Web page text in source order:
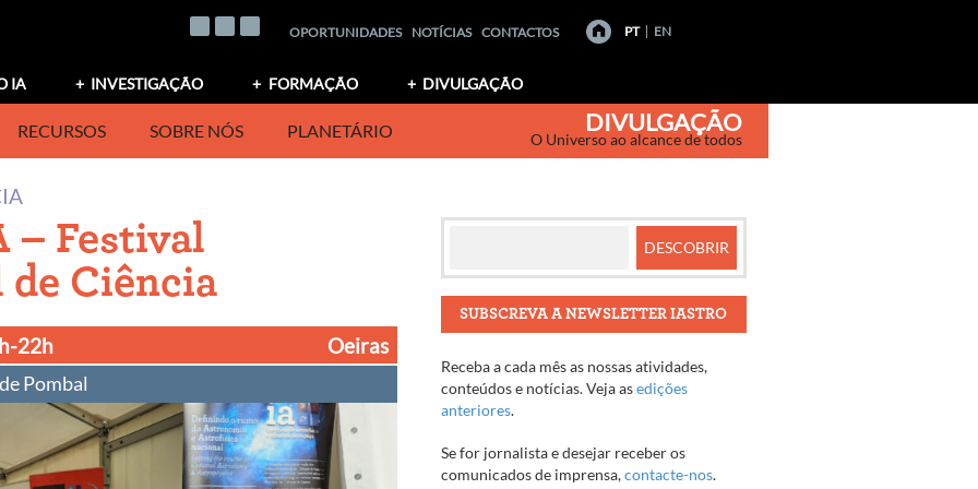
OPORTUNIDADES NOTÍCIAS CONTACTOS PT EN
IA INVESTIGAÇÃO FORMAÇÃO DIVULGAÇÃO
RECURSOS SOBRE NÓS PLANETÁRIO DIVULGAÇÃO
O Universo ao alcance de todos
– Festival
Ciência
22h Oeiras
Pombal
SUBSCREVA A NEWSLETTER IASTRO
Receba a cada mês as nossas atividades,
conteúdos e notícias. Veja asedições
anteriores.
Se for jornalista e desejar receber os
comunicados de imprensa,contacte-nos.